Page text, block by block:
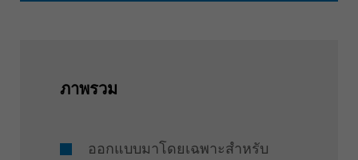
ภาพรวม
ออกแบบมาโดยเฉพาะสำหรับ